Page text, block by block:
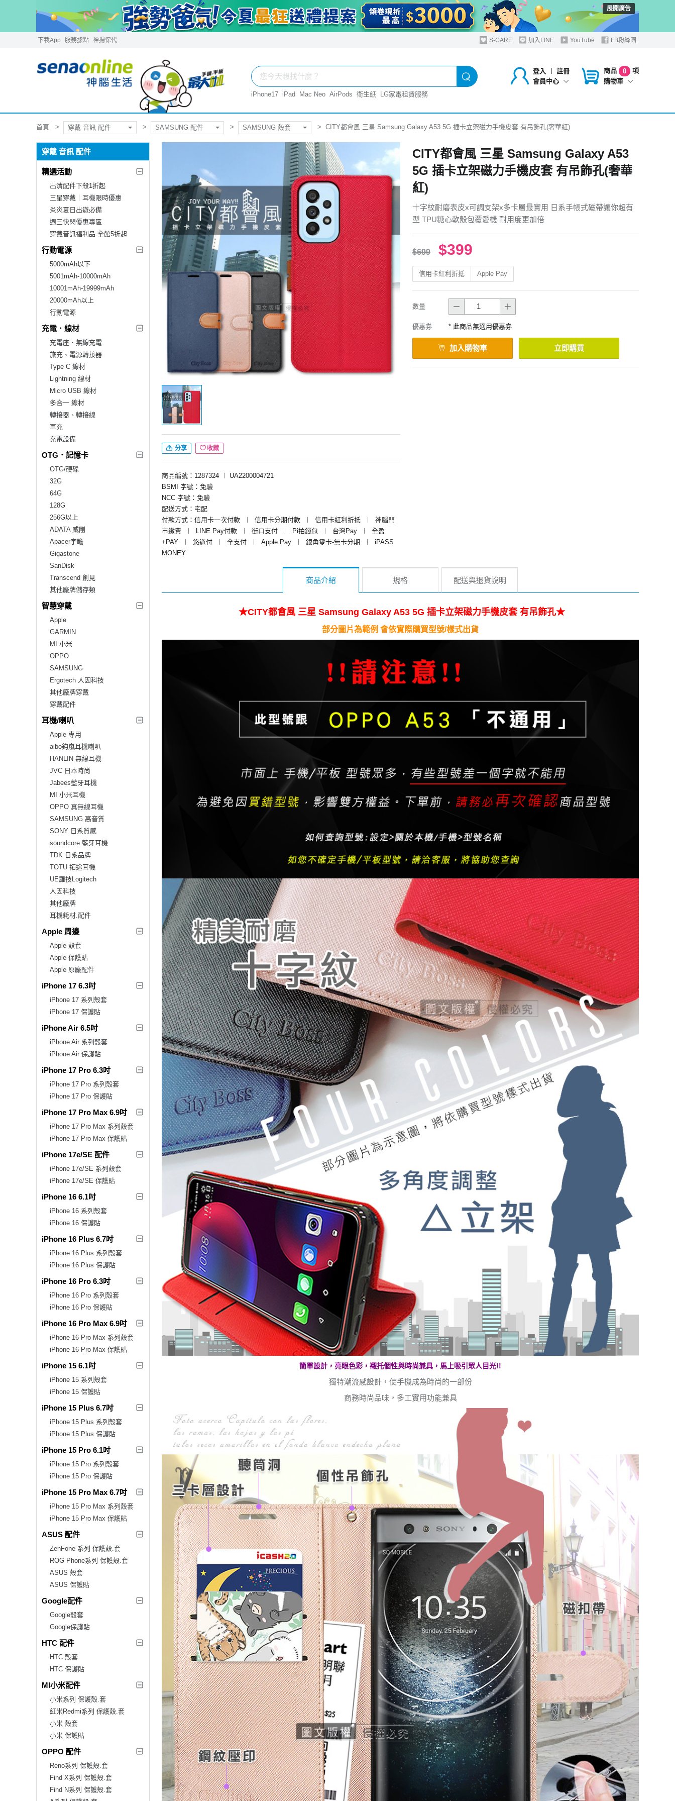
展開廣告
下載App 服務據點 神揚保代 S-CARE 加入LINE YouTube FB粉絲團
登入 ︱
註冊
會員中心
商品 0
項
購物車
iPhone17 iPad Mac Neo AirPods 衛生紙 LG家電租賃服務
首頁 穿戴 音訊 配件 SAMSUNG 配件 SAMSUNG 殼套 CITY都會風 三星 Samsung Galaxy A53 5G 插卡立架磁力手機皮套 有吊飾孔(奢華紅)
穿戴 音訊 配件
精選活動
出清配件下殺1折起
三星穿戴｜耳機限時優惠
炎炎夏日出遊必備
週三快閃優惠專區
穿戴音訊福利品 全館5折起
行動電源
5000mAh以下
5001mAh-10000mAh
10001mAh-19999mAh
20000mAh以上
行動電源
充電．線材
充電座、無線充電
旅充、電源轉接器
Type C 線材
Lightning 線材
Micro USB 線材
多合一 線材
轉接器、轉接線
車充
充電設備
OTG．記憶卡
OTG/硬碟
32G
64G
128G
256G以上
ADATA 威剛
Apacer宇瞻
Gigastone
SanDisk
Transcend 創見
其他廠牌儲存類
智慧穿戴
Apple
GARMIN
MI 小米
OPPO
SAMSUNG
Ergotech 人因科技
其他廠牌穿戴
穿戴配件
耳機/喇叭
Apple 專用
aibo鈞嵐耳機喇叭
HANLIN 無線耳機
JVC 日本時尚
Jabees藍牙耳機
MI 小米耳機
OPPO 真無線耳機
SAMSUNG 高音質
SONY 日系質感
soundcore 藍牙耳機
TDK 日系品牌
TOTU 拓途耳機
UE羅技Logitech
人因科技
其他廠牌
耳機耗材.配件
Apple 周邊
Apple 殼套
Apple 保護貼
Apple 原廠配件
iPhone 17 6.3吋
iPhone 17 系列殼套
iPhone 17 保護貼
iPhone Air 6.5吋
iPhone Air 系列殼套
iPhone Air 保護貼
iPhone 17 Pro 6.3吋
iPhone 17 Pro 系列殼套
iPhone 17 Pro 保護貼
iPhone 17 Pro Max 6.9吋
iPhone 17 Pro Max 系列殼套
iPhone 17 Pro Max 保護貼
iPhone 17e/SE 配件
iPhone 17e/SE 系列殼套
iPhone 17e/SE 保護貼
iPhone 16 6.1吋
iPhone 16 系列殼套
iPhone 16 保護貼
iPhone 16 Plus 6.7吋
iPhone 16 Plus 系列殼套
iPhone 16 Plus 保護貼
iPhone 16 Pro 6.3吋
iPhone 16 Pro 系列殼套
iPhone 16 Pro 保護貼
iPhone 16 Pro Max 6.9吋
iPhone 16 Pro Max 系列殼套
iPhone 16 Pro Max 保護貼
iPhone 15 6.1吋
iPhone 15 系列殼套
iPhone 15 保護貼
iPhone 15 Plus 6.7吋
iPhone 15 Plus 系列殼套
iPhone 15 Plus 保護貼
iPhone 15 Pro 6.1吋
iPhone 15 Pro 系列殼套
iPhone 15 Pro 保護貼
iPhone 15 Pro Max 6.7吋
iPhone 15 Pro Max 系列殼套
iPhone 15 Pro Max 保護貼
ASUS 配件
ZenFone 系列 保護殼.套
ROG Phone系列 保護殼.套
ASUS 殼套
ASUS 保護貼
Google配件
Google殼套
Google保護貼
HTC 配件
HTC 殼套
HTC 保護貼
MI小米配件
小米系列 保護殼.套
紅米Redmi系列 保護殼.套
小米 殼套
小米 保護貼
OPPO 配件
Reno系列 保護殼.套
Find X系列 保護殼.套
Find N系列 保護殼.套
分享 收藏
商品編號：1287324 ︱
UA2200004721
BSMI 字號：免驗
NCC 字號：免驗
配送方式：宅配
付款方式：信用卡一次付款
︱ 信用卡分期付款 ︱ 信用卡紅利折抵 ︱
神腦門
市繳費
︱ LINE Pay付款 ︱ 街口支付 ︱ Pi拍錢包 ︱ 台灣Pay ︱
全盈
+PAY
︱ 悠遊付 ︱ 全支付 ︱ Apple Pay ︱ 銀角零卡-無卡分期 ︱
iPASS
MONEY
CITY都會風 三星 Samsung Galaxy A53
5G 插卡立架磁力手機皮套 有吊飾孔(奢華
紅)
十字紋耐磨表皮x可調支架x多卡層最實用 日系手帳式磁帶讓你超有
型 TPU糖心軟殼包覆愛機 耐用度更加倍
$699 $399
信用卡紅利折抵 Apple Pay
數量
優惠券 * 此商品無適用優惠券
加入購物車 立即購買
商品介紹 規格 配送與退貨說明
★CITY都會風 三星 Samsung Galaxy A53 5G 插卡立架磁力手機皮套 有吊飾孔★
部分圖片為範例 會依實際購買型號/樣式出貨
簡單設計，亮眼色彩，襯托個性與時尚兼具，馬上吸引眾人目光!!
獨特潮流感設計，使手機成為時尚的一部份
商務時尚品味，多工實用功能兼具